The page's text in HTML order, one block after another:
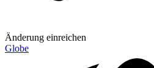
Änderung einreichen
Globe